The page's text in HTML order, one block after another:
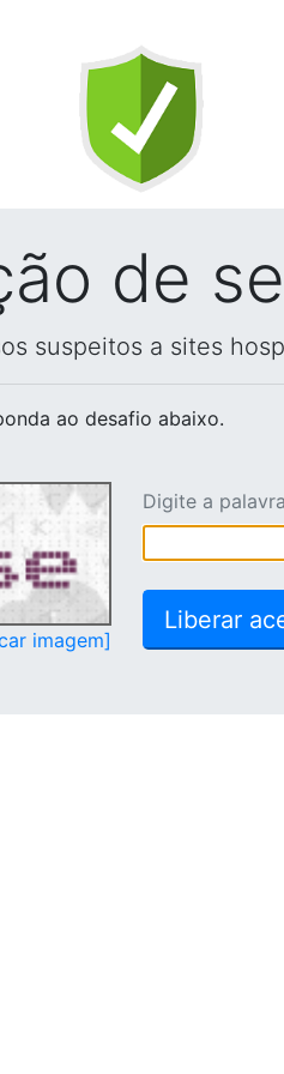
de
suspeitos a sites
ao desafio abaixo.
imagem]
Digite a